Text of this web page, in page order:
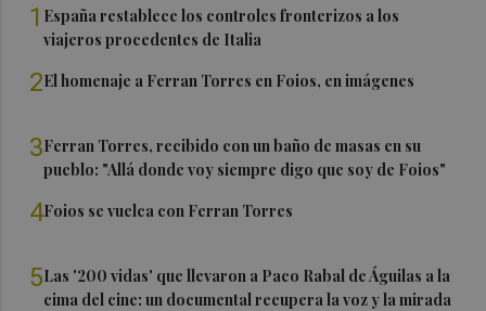
1 España restablece los controles fronterizos a los
viajeros procedentes de Italia
2El homenaje a Ferran Torres en Foios, en imágenes
3Ferran Torres, recibido con un baño de masas en su
pueblo: "Allá donde voy siempre digo que soy de Foios"
4Foios se vuelca con Ferran Torres
5Las '200 vidas' que llevaron a Paco Rabal de Águilas a la
cima del cine: un documental recupera la voz y la mirada